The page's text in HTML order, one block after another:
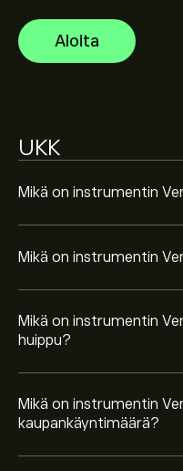
Aloita
UKK
Mikä on instrumentin
Mikä on instrumentin
Mikä on instrumentin
huippu?
Mikä on instrumentin
kaupankäyntimäärä?
Instrumentin Venice
kaupankäyntimäärä on
hintaliikkeet.
(VVV) eToron
ostaa. Voit myös